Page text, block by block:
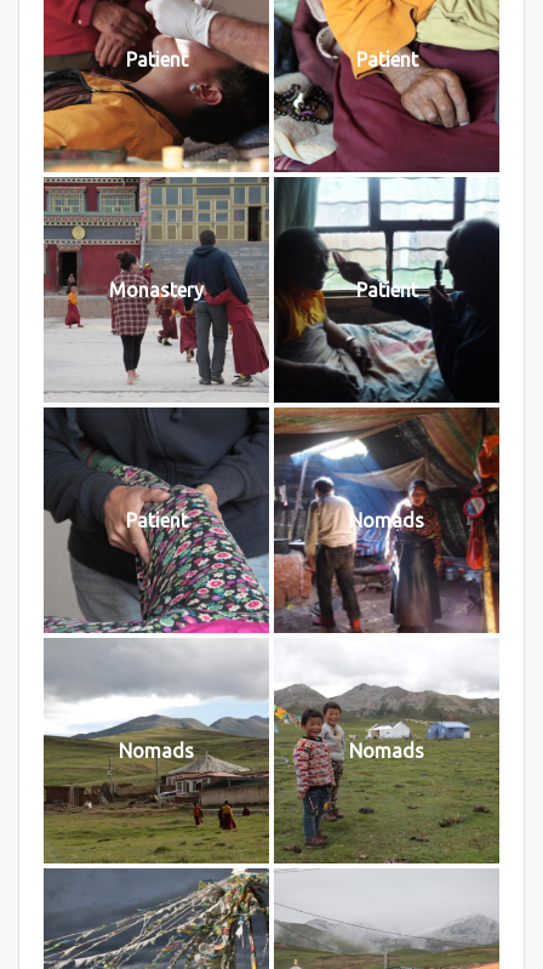
Patient Patient
Monastery Patient
Patient Nomads
Nomads Nomads